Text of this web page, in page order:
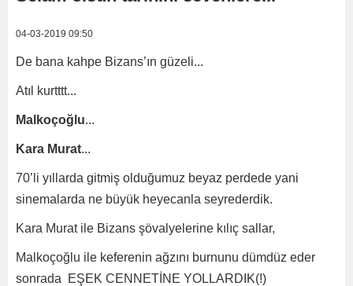
04-03-2019 09:50
De bana kahpe Bizans’ın güzeli...
Atıl kurtttt...
Malkoçoğlu...
Kara Murat...
70’li yıllarda gitmiş olduğumuz beyaz perdede yani
sinemalarda ne büyük heyecanla seyrederdik.
Kara Murat ile Bizans şövalyelerine kılıç sallar,
Malkoçoğlu ile keferenin ağzını burnunu dümdüz eder
sonrada EŞEK CENNETİNE YOLLARDIK(!)